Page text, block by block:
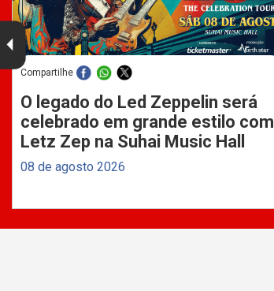
Compartilhe
O legado do Led Zeppelin será
celebrado em grande estilo com
Letz Zep na Suhai Music Hall
08 de agosto 2026